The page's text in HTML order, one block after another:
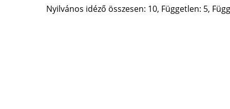
Nyilvános idéző összesen: 10, Független: 5,